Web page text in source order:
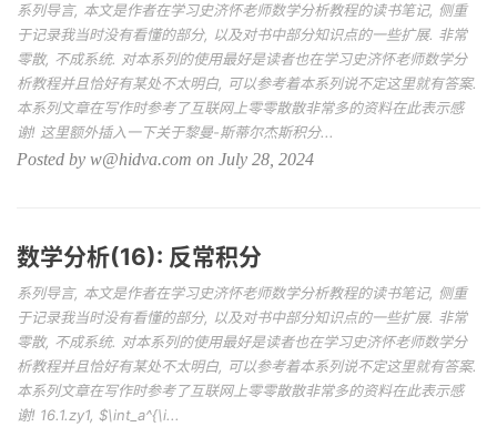
系列导言, 本文是作者在学习史济怀老师数学分析教程的读书笔记, 侧重
于记录我当时没有看懂的部分, 以及对书中部分知识点的一些扩展. 非常
零散, 不成系统. 对本系列的使用最好是读者也在学习史济怀老师数学分
析教程并且恰好有某处不太明白, 可以参考着本系列说不定这里就有答案.
本系列文章在写作时参考了互联网上零零散散非常多的资料在此表示感
谢! 这里额外插入一下关于黎曼-斯蒂尔杰斯积分...
Posted by w@hidva.com on July 28, 2024
数学分析(16): 反常积分
系列导言, 本文是作者在学习史济怀老师数学分析教程的读书笔记, 侧重
于记录我当时没有看懂的部分, 以及对书中部分知识点的一些扩展. 非常
零散, 不成系统. 对本系列的使用最好是读者也在学习史济怀老师数学分
析教程并且恰好有某处不太明白, 可以参考着本系列说不定这里就有答案.
本系列文章在写作时参考了互联网上零零散散非常多的资料在此表示感
谢! 16.1.zy1, $\int_a^{\i...